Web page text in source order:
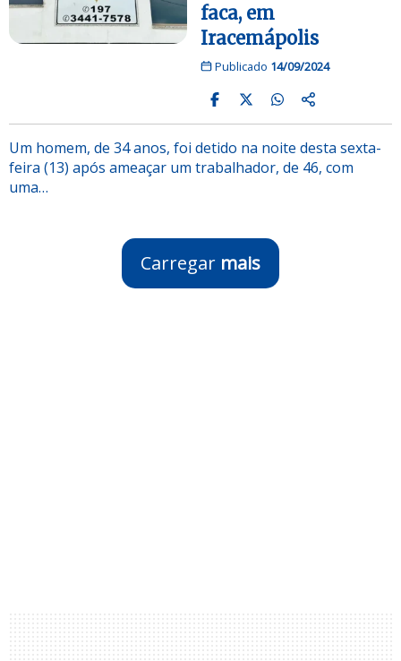
faca, em
Iracemápolis
Publicado 14/09/2024
Um homem, de 34 anos, foi detido na noite desta sexta-
feira (13) após ameaçar um trabalhador, de 46, com
uma…
Carregar mais